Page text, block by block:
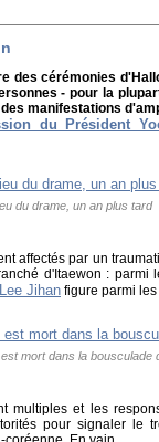
des cérémonies
- pour la
manifestations
du Président
du drame, un an plus tard
affectés par un
d'Itaewon : parmi
Lee Jihan figure parmi
mort dans la bousculade
multiples et les
pour signaler le